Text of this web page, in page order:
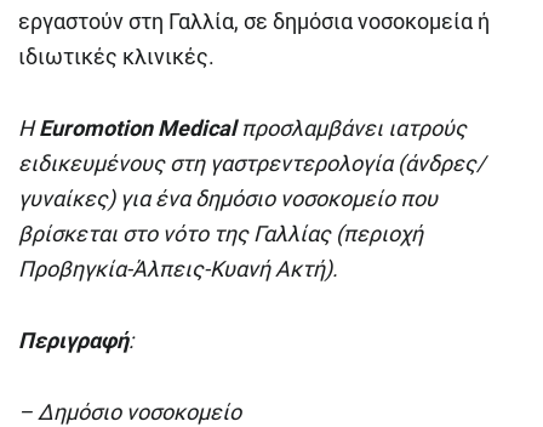
εργαστούν στη Γαλλία, σε δημόσια νοσοκομεία ή
ιδιωτικές κλινικές.
ΗEuromotion Medicalπροσλαμβάνει ιατρούς
ειδικευμένους στη γαστρεντερολογία (άνδρες/
γυναίκες) για ένα δημόσιο νοσοκομείο που
βρίσκεται στο νότο της Γαλλίας (περιοχή
Προβηγκία-Άλπεις-Κυανή Ακτή).
Περιγραφή:
– Δημόσιο νοσοκομείο